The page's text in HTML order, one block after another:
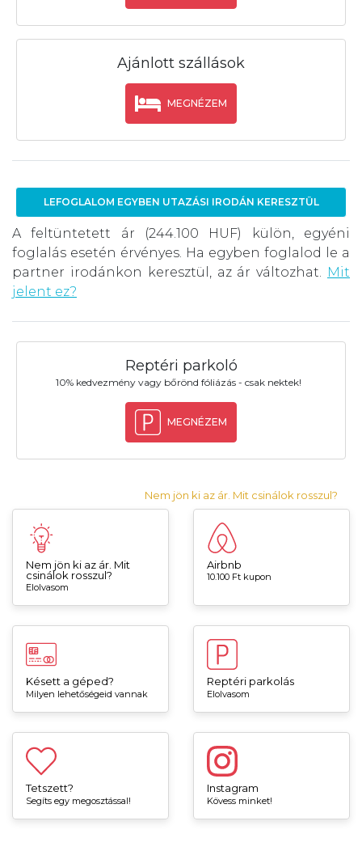
Ajánlott szállások
MEGNÉZEM
LEFOGLALOM EGYBEN UTAZÁSI IRODÁN KERESZTÜL
A feltüntetett ár (244.100 HUF) külön, egyéni
foglalás esetén érvényes. Ha egyben foglalod le a
partner irodánkon keresztül, az ár változhat. Mit
jelent ez?
Reptéri parkoló
10% kedvezmény vagy bőrönd fóliázás - csak nektek!
MEGNÉZEM
Nem jön ki az ár. Mit csinálok rosszul?
Nem jön ki az ár. Mit
csinálok rosszul?
Elolvasom
Airbnb
10.100 Ft kupon
Késett a géped?
Milyen lehetőségeid vannak
Reptéri parkolás
Elolvasom
Tetszett?
Segíts egy megosztással!
Instagram
Kövess minket!